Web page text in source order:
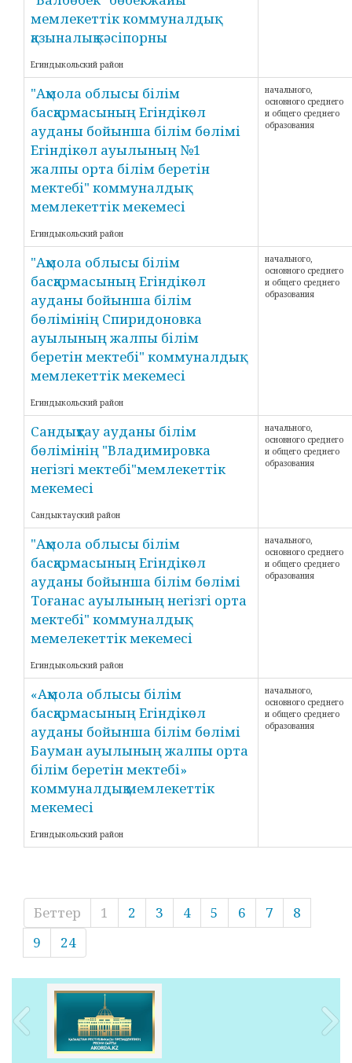
мемлекеттік коммуналдық
қазыналық кәсіпорны
Егиндыкольский район
"Ақмола облысы білім
басқармасының Егіндікөл
ауданы бойынша білім бөлімі
Егіндікөл ауылының №1
жалпы орта білім беретін
мектебі" коммуналдық
мемлекеттік мекемесі
Егиндыкольский район
начального,
основного среднего
и общего среднего
образования
"Ақмола облысы білім
басқармасының Егіндікөл
ауданы бойынша білім
бөлімінің Спиридоновка
ауылының жалпы білім
беретін мектебі" коммуналдық
мемлекеттік мекемесі
Егиндыкольский район
начального,
основного среднего
и общего среднего
образования
Сандықтау ауданы білім
бөлімінің "Владимировка
негізгі мектебі"мемлекеттік
мекемесі
Сандыктауский район
начального,
основного среднего
и общего среднего
образования
"Ақмола облысы білім
басқармасының Егіндікөл
ауданы бойынша білім бөлімі
Тоғанас ауылының негізгі орта
мектебі" коммуналдық
мемелекеттік мекемесі
Егиндыкольский район
начального,
основного среднего
и общего среднего
образования
«Ақмола облысы білім
басқармасының Егіндікөл
ауданы бойынша білім бөлімі
Бауман ауылының жалпы орта
білім беретін мектебі»
коммуналдық мемлекеттік
мекемесі
Егиндыкольский район
начального,
основного среднего
и общего среднего
образования
Беттер 1 2 3 4 5 6 7
8
9
24